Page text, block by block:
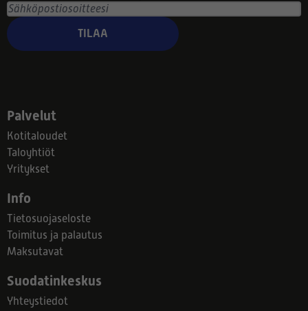
TILAA
Palvelut
Kotitaloudet
Taloyhtiöt
Yritykset
Info
Tietosuojaseloste
Toimitus ja palautus
Maksutavat
Suodatinkeskus
Yhteystiedot